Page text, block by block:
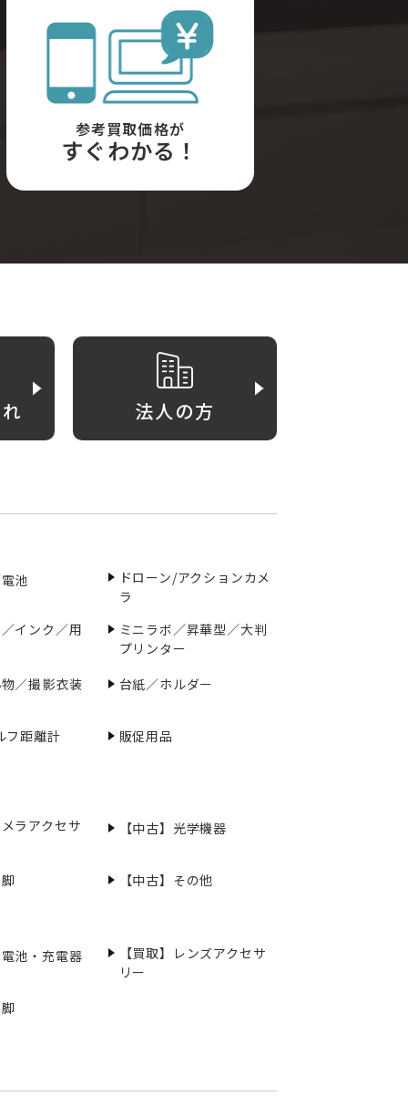
参考買取価格が
すぐわかる！
法人の方
池
ドローン/アクションカメ
ラ
インク／用
ミニラボ／昇華型／大判
プリンター
／撮影衣装
台紙／ホルダー
フ距離計 販促用品
ラアクセサ 【中古】光学機器
【中古】その他
池・充電器
【買取】レンズアクセサ
リー